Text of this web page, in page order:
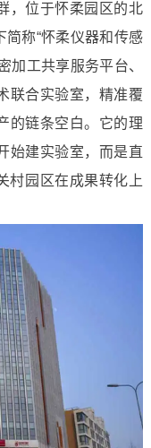
位于怀柔园区的北
称“怀柔仪器和传感
加工共享服务平台、
联合实验室，精准覆
的链条空白。它的理
始建实验室，而是直
园区在成果转化上